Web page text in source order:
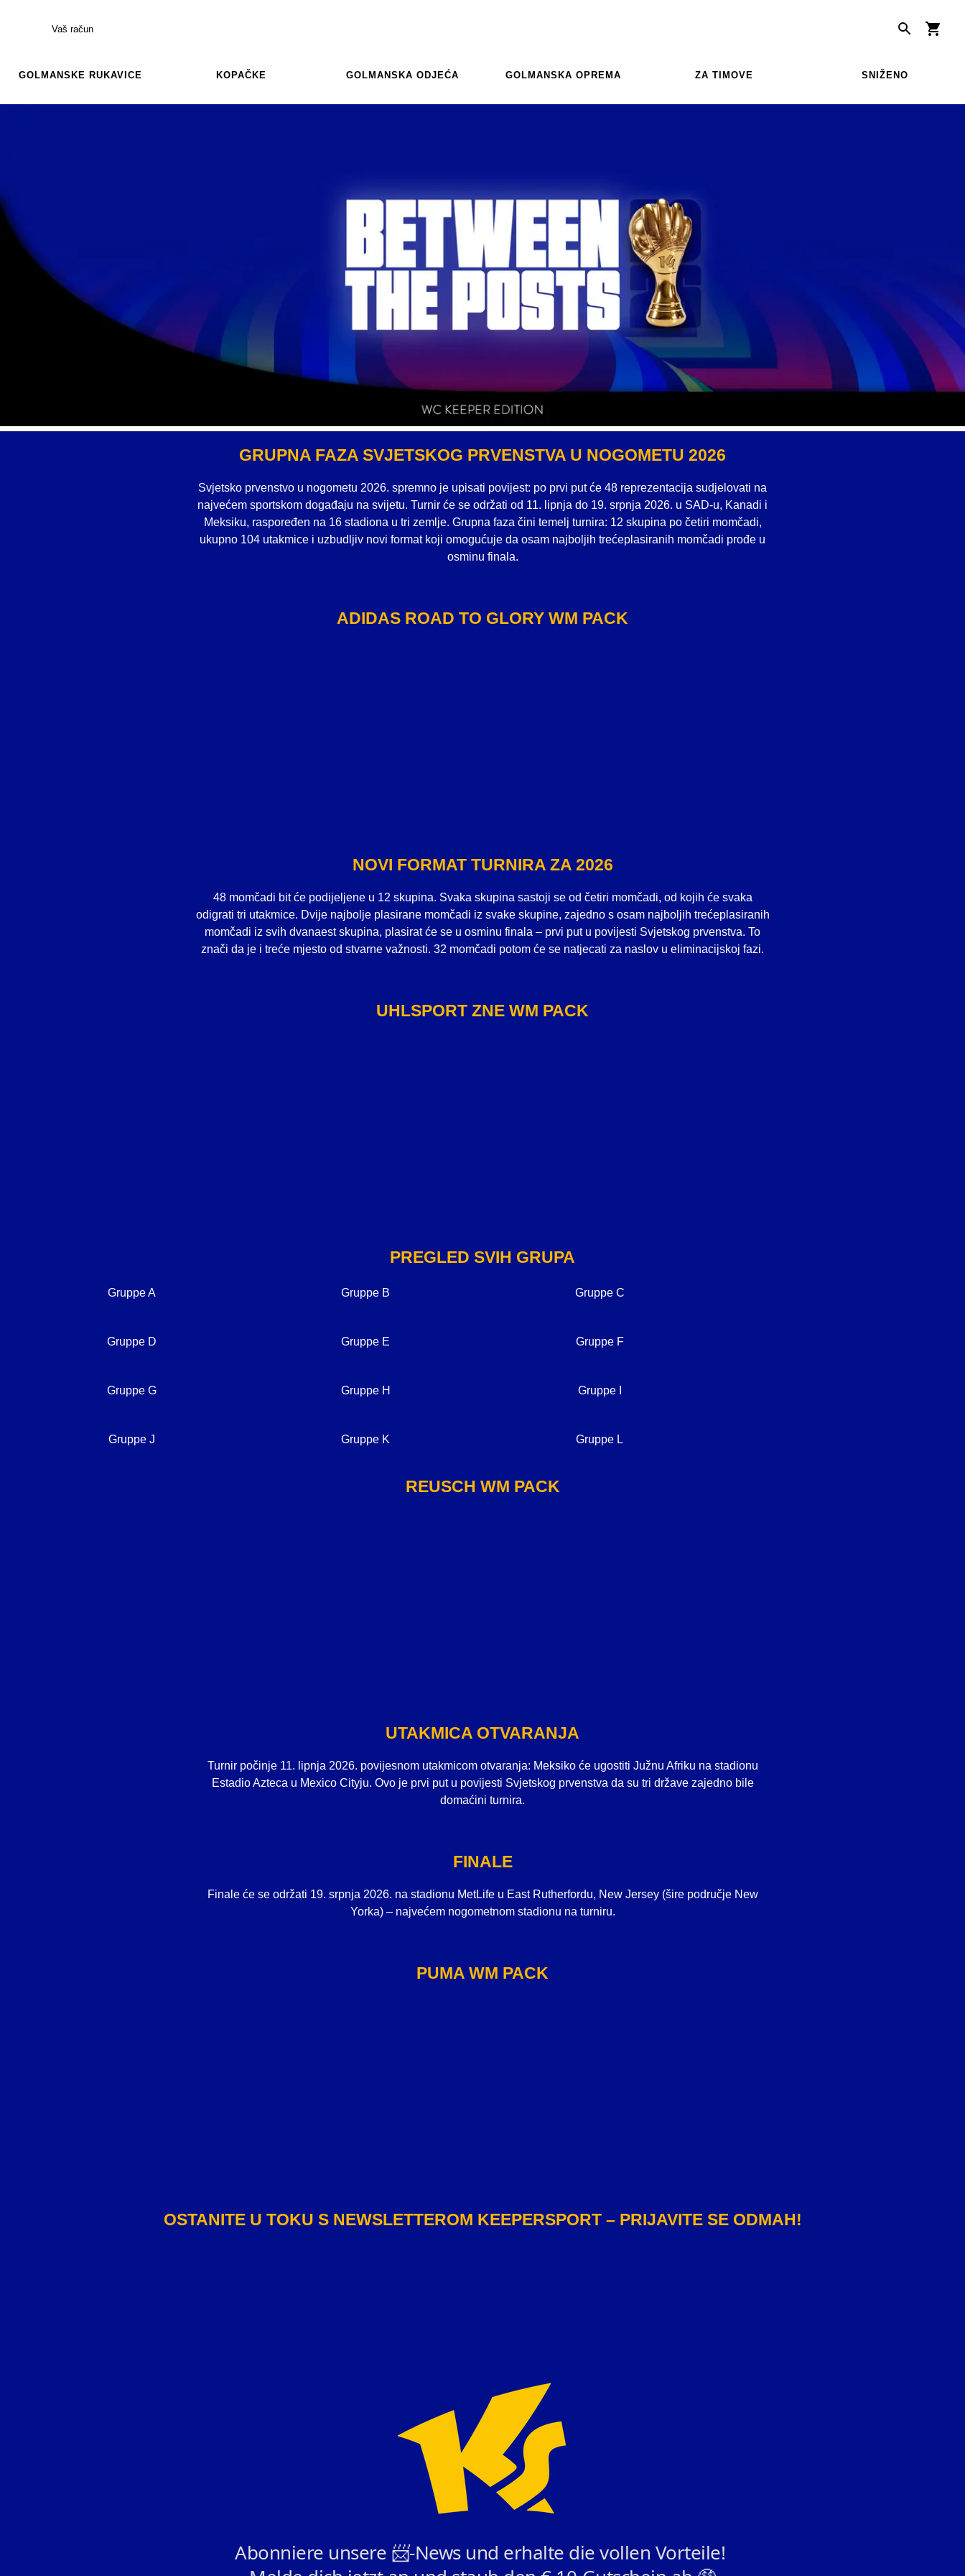
Vaš račun
GOLMANSKE RUKAVICE KOPAČKE GOLMANSKA ODJEĆA GOLMANSKA OPREMA ZA TIMOVE SNIŽENO
GRUPNA FAZA SVJETSKOG PRVENSTVA U NOGOMETU 2026
Svjetsko prvenstvo u nogometu 2026. spremno je upisati povijest: po prvi put će 48 reprezentacija sudjelovati na
najvećem sportskom događaju na svijetu. Turnir će se održati od 11. lipnja do 19. srpnja 2026. u SAD-u, Kanadi i
Meksiku, raspoređen na 16 stadiona u tri zemlje. Grupna faza čini temelj turnira: 12 skupina po četiri momčadi,
ukupno 104 utakmice i uzbudljiv novi format koji omogućuje da osam najboljih trećeplasiranih momčadi prođe u
osminu finala.
ADIDAS ROAD TO GLORY WM PACK
NOVI FORMAT TURNIRA ZA 2026
48 momčadi bit će podijeljene u 12 skupina. Svaka skupina sastoji se od četiri momčadi, od kojih će svaka
odigrati tri utakmice. Dvije najbolje plasirane momčadi iz svake skupine, zajedno s osam najboljih trećeplasiranih
momčadi iz svih dvanaest skupina, plasirat će se u osminu finala – prvi put u povijesti Svjetskog prvenstva. To
znači da je i treće mjesto od stvarne važnosti. 32 momčadi potom će se natjecati za naslov u eliminacijskoj fazi.
UHLSPORT ZNE WM PACK
PREGLED SVIH GRUPA
Gruppe A Gruppe B Gruppe C
Gruppe D Gruppe E Gruppe F
Gruppe G Gruppe H Gruppe I
Gruppe J Gruppe K Gruppe L
REUSCH WM PACK
UTAKMICA OTVARANJA
Turnir počinje 11. lipnja 2026. povijesnom utakmicom otvaranja: Meksiko će ugostiti Južnu Afriku na stadionu
Estadio Azteca u Mexico Cityju. Ovo je prvi put u povijesti Svjetskog prvenstva da su tri države zajedno bile
domaćini turnira.
FINALE
Finale će se održati 19. srpnja 2026. na stadionu MetLife u East Rutherfordu, New Jersey (šire područje New
Yorka) – najvećem nogometnom stadionu na turniru.
PUMA WM PACK
OSTANITE U TOKU S NEWSLETTEROM KEEPERSPORT – PRIJAVITE SE ODMAH!